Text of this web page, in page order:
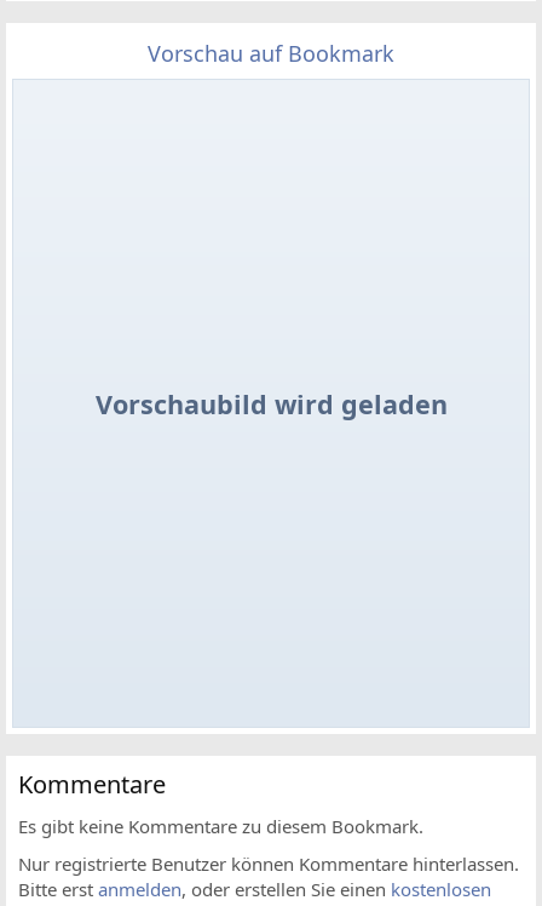
Vorschau auf Bookmark
Vorschaubild wird geladen
Kommentare
Es gibt keine Kommentare zu diesem Bookmark.
Nur registrierte Benutzer können Kommentare hinterlassen.
Bitte erst anmelden, oder erstellen Sie einen kostenlosen